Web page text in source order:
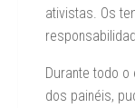
ativistas. Os
Durante todo
dos painéis,